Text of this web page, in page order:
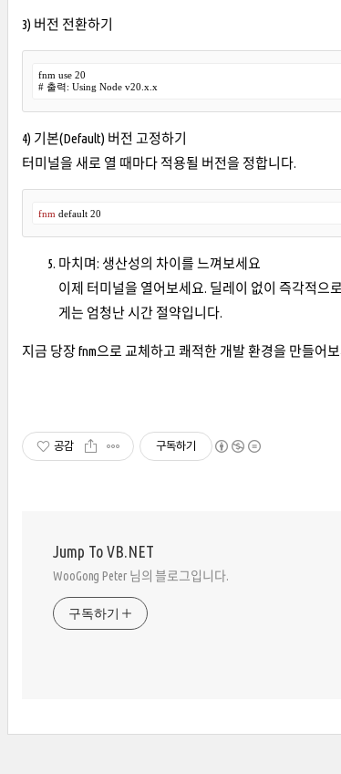
3) 버전 전환하기
fnm use 20
# 출력: Using Node v20.x.x
4) 기본(Default) 버전 고정하기
터미널을 새로 열 때마다 적용될 버전을 정합니다.
fnm default 20
마치며: 생산성의 차이를 느껴보세요
이제 터미널을 열어보세요. 딜레이 없이 즉각적으
게는 엄청난 시간 절약입니다.
지금 당장 fnm으로 교체하고 쾌적한 개발 환경을 만들어
공감 구독하기
Jump To VB.NET
WooGong Peter 님의 블로그입니다.
구독하기